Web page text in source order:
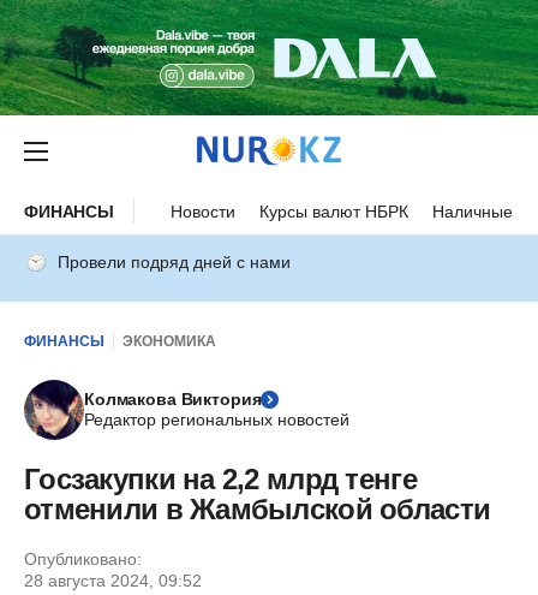
ФИНАНСЫ Новости Курсы валют НБРК Наличные
Провели подряд дней с нами
ФИНАНСЫ ЭКОНОМИКА
Колмакова Виктория
Редактор региональных новостей
Госзакупки на 2,2 млрд тенге
отменили в Жамбылской области
Опубликовано:
28 августа 2024, 09:52